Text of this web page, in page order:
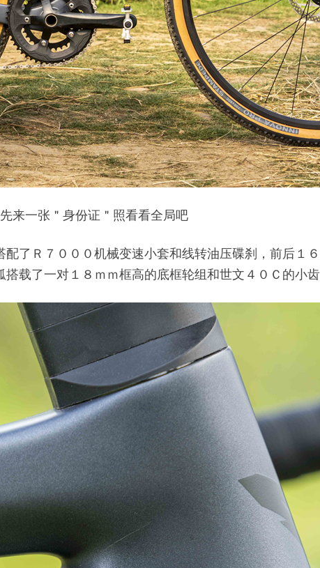
来一张＂身份证＂照看看全局吧
了Ｒ７０００机械变速小套和线转油压碟刹，前后１
载了一对１８ｍｍ框高的底框轮组和世文４０Ｃ的小齿